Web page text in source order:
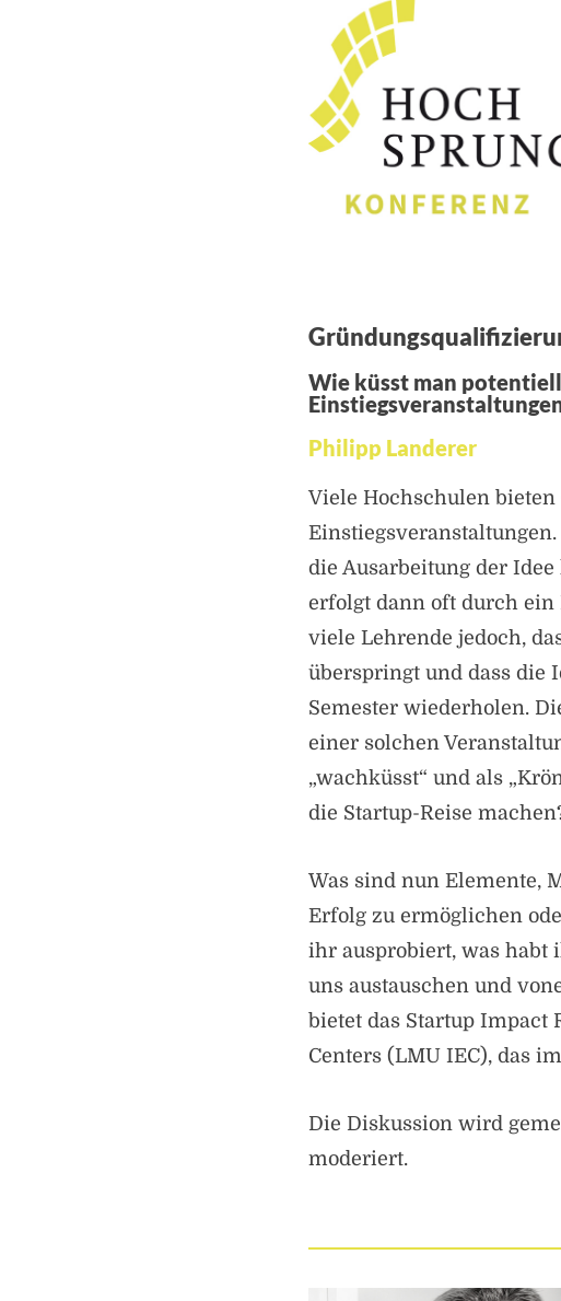
Wie küsst man
Philipp Landerer
Viele Hochschulen
die Ausarbeitung der
erfolgt dann oft durch ein
viele Lehrende jedoch,
überspringt und dass die
Semester wiederholen.
einer solchen
„wachküsst“ und als
die Startup-Reise
Was sind nun Elemente,
Erfolg zu ermöglichen
ihr ausprobiert, was habt
uns austauschen und
bietet das Startup Impact
Centers (LMU IEC), das
Die Diskussion wird
moderiert.